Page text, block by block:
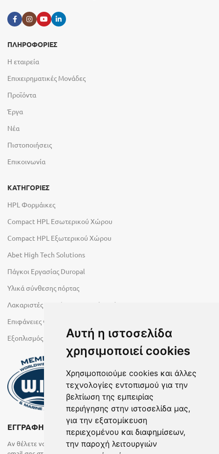
Αυτή η ιστοσελίδα
χρησιμοποιεί cookies
Χρησιμοποιούμε cookies και άλλες
τεχνολογίες εντοπισμού για την
βελτίωση της εμπειρίας
περιήγησης στην ιστοσελίδα μας,
για την εξατομίκευση
περιεχομένου και διαφημίσεων,
την παροχή λειτουργιών
ΠΛΗΡΟΦΟΡΙΕΣ
Η εταιρεία
Επιχειρηματικές Μονάδες
Προϊόντα
Έργα
Νέα
Πιστοποιήσεις
Επικοινωνία
ΚΑΤΗΓΟΡΙΕΣ
HPL Φορμάικες
Compact HPL Εσωτερικού Χώρου
Compact HPL Εξωτερικού Χώρου
Abet High Tech Solutions
Πάγκοι Εργασίας Duropal
Υλικά σύνθεσης πόρτας
Λακαριστές επιφάνειες Primeboard
Επιφάνειες Φυσικών Πετρωμάτων
Εξοπλισμός Υγρών Χώρων
ΕΓΓΡΑΦΗ ΣΤΟ NEWSLETTER
Αν θέλετε να λαμβάνετε ενημερωτικά email συμπληρώστε το